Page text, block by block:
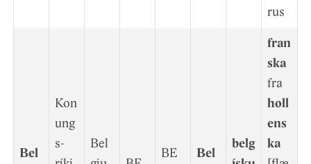
rus
Bel
Kon
ung
s­
Bel
BE
Bel
belg
fran
ska
fra
holl
ens
ka